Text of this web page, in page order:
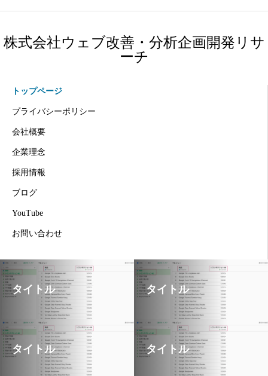
株式会社ウェブ改善・分析企画開発リサ
ーチ
トップページ
プライバシーポリシー
会社概要
企業理念
採用情報
ブログ
YouTube
お問い合わせ
タイトル タイトル
タイトル タイトル